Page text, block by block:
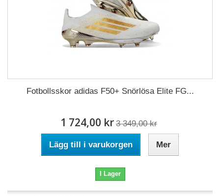
Fotbollsskor adidas F50+ Snörlösa Elite FG...
1 724,00 kr 3 349,00 kr
Lägg till i varukorgen Mer
I Lager